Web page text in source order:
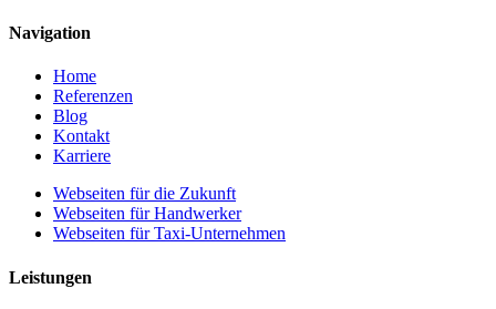
Navigation
Home
Referenzen
Blog
Kontakt
Karriere
Webseiten für die Zukunft
Webseiten für Handwerker
Webseiten für Taxi-Unternehmen
Leistungen